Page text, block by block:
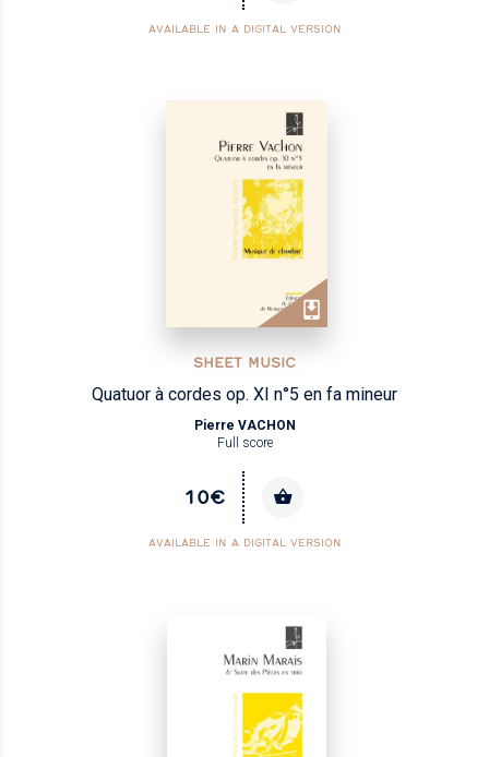
AVAILABLE IN A DIGITAL VERSION
SHEET MUSIC
Quatuor à cordes op. XI n°5 en fa mineur
Pierre VACHON
Full score
10€
AVAILABLE IN A DIGITAL VERSION